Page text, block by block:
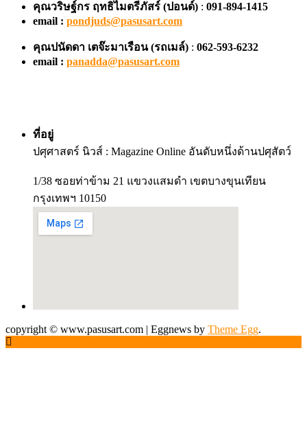
คุณวริษฐ์กร ฤทธิไมตรีภัสร์ (ปอนด์) : 091-894-1415
email : pondjuds@pasusart.com
คุณปนัดดา เตจ๊ะมาเรือน (รถเมล์) : 062-593-6232
email : panadda@pasusart.com
ที่อยู่
ปศุศาสตร์ นิวส์ : Magazine Online อันดับหนึ่งด้านปศุสัตว์
1/38 ซอยท่าข้าม 21 แขวงแสมดำ เขตบางขุนเทียน
กรุงเทพฯ 10150
copyright © www.pasusart.com | Eggnews by Theme Egg.